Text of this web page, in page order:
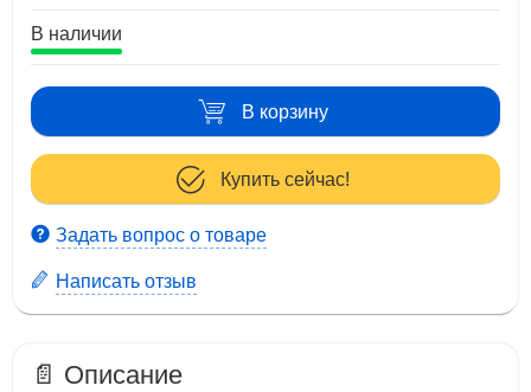
В наличии
В корзину
Купить сейчас!
Задать вопрос о товаре
Написать отзыв
📄 Описание